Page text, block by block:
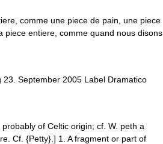
comme une piece de pain, une piece
piece entiere, comme quand nous disons
September 2005 Label Dramatico
of Celtic origin; cf. W. peth a
Cf. {Petty}.] 1. A fragment or part of